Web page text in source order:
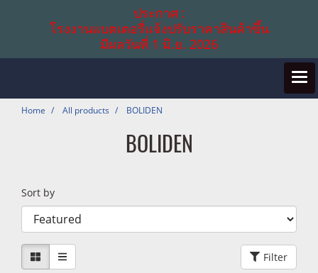
ประกาศ :
โรงงานแบตเตอรี่แจ้งปรับราคาสินค้าขึ้น
มีผลวันที่ 1 มิ.ย. 2026
Home All products BOLIDEN
BOLIDEN
Sort by
Filter